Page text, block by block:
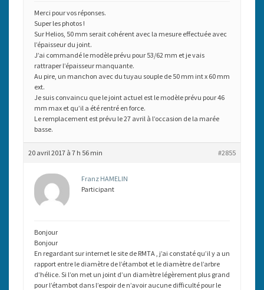
Merci pour vos réponses.
Super les photos !
Sur Helios, 50 mm serait cohérent avec la mesure effectuée avec
l’épaisseur du joint.
J’ai commandé le modèle prévu pour 53/62 mm et je vais
rattraper l’épaisseur manquante.
Au pire, un manchon avec du tuyau souple de 50 mm int x 60 mm
ext.
Je suis convaincu que le joint actuel est le modèle prévu pour 46
mm max et qu’il a été rentré en force.
Le remplacement est prévu le 27 avril à l’occasion de la marée
basse.
20 avril 2017 à 7 h 56 min #2855
Franz HAMELIN
Participant
Bonjour
Bonjour
En regardant sur internet le site de RMTA , j’ai constaté qu’il y a un
rapport entre le diamètre de l’étambot et le diamètre de l’arbre
d’hélice. Si l’on met un joint d’un diamètre légèrement plus grand
pour l’étambot dans l’espoir de n’avoir aucune difficulté pour le